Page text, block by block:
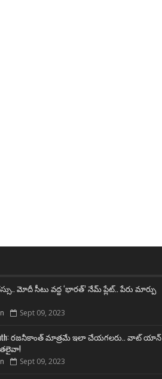
మోదీ సీటు వద్ద ‘భారత్’ నేమ్ ప్లేట్‌.. పేరు మార్పు
Sept 09, 2023
రజనీకాంత్ మాత్రమే ఇలా చేయగలరు.. వాట్ యాన్
Sept 09, 2023